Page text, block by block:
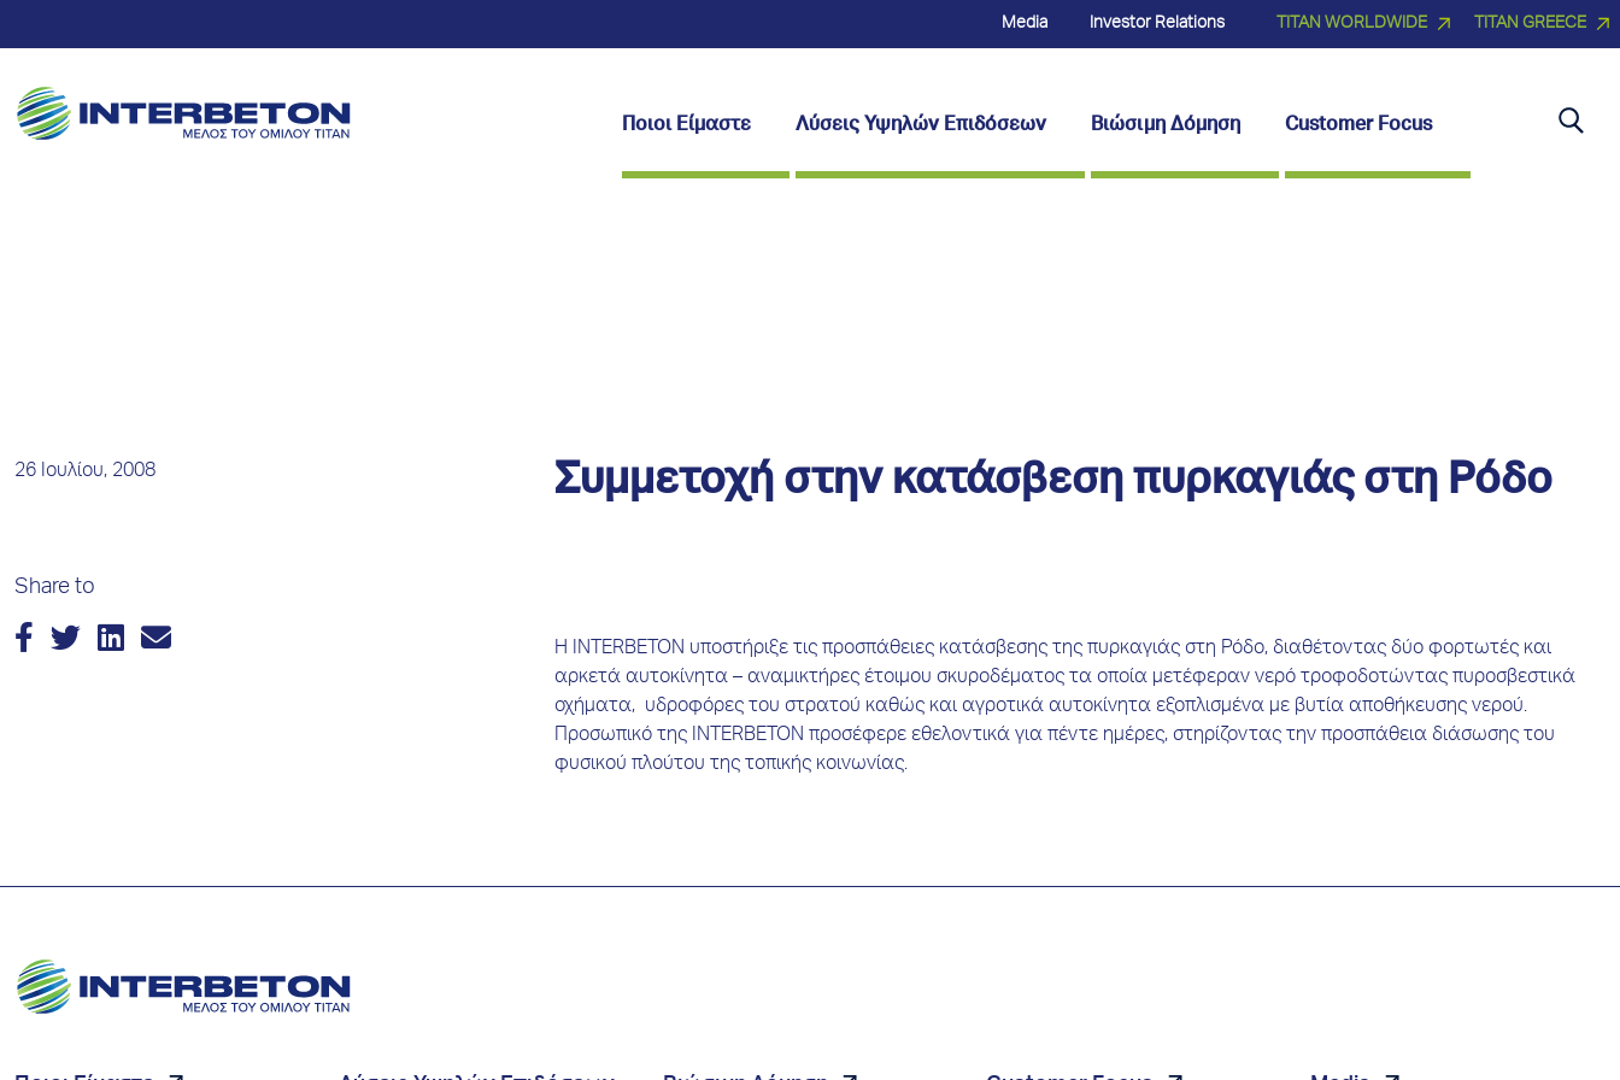
Media Investor Relations TITAN WORLDWIDE TITAN GREECE
Ποιοι Είμαστε Λύσεις Υψηλών Επιδόσεων Βιώσιμη Δόμηση Customer Focus
26 Ιουλίου, 2008
Share to
Συμμετοχή στην κατάσβεση πυρκαγιάς στη Ρόδο
Η ΙNTERBETON υποστήριξε τις προσπάθειες κατάσβεσης της πυρκαγιάς στη Ρόδο, διαθέτοντας δύο φορτωτές και
αρκετά αυτοκίνητα – αναμικτήρες έτοιμου σκυροδέματος τα οποία μετέφεραν νερό τροφοδοτώντας πυροσβεστικά
οχήματα, υδροφόρες του στρατού καθώς και αγροτικά αυτοκίνητα εξοπλισμένα με βυτία αποθήκευσης νερού.
Προσωπικό της INTERBETON προσέφερε εθελοντικά για πέντε ημέρες, στηρίζοντας την προσπάθεια διάσωσης του
φυσικού πλούτου της τοπικής κοινωνίας.